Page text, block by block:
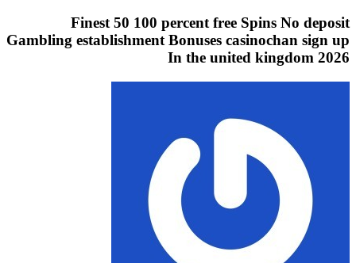
Finest 50 100 percent free Spins No deposit
Gambling establishment Bonuses casinochan sign up
In the united kingdom 2026